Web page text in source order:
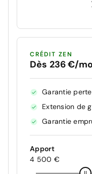
CRÉDIT ZEN
Dès 236 €/
Garantie
Extension de
Garantie
Apport
4 500 €